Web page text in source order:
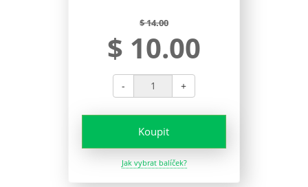
$ 14.00
$ 10.00
- +
Koupit
Jak vybrat balíček?